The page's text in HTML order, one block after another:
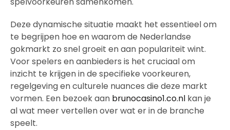
Deze dynamische situatie maakt het essentieel om
te begrijpen hoe en waarom de Nederlandse
gokmarkt zo snel groeit en aan populariteit wint.
Voor spelers en aanbieders is het cruciaal om
inzicht te krijgen in de specifieke voorkeuren,
regelgeving en culturele nuances die deze markt
vormen. Een bezoek aan brunocasino1.co.nl kan je
al wat meer vertellen over wat er in de branche
speelt.